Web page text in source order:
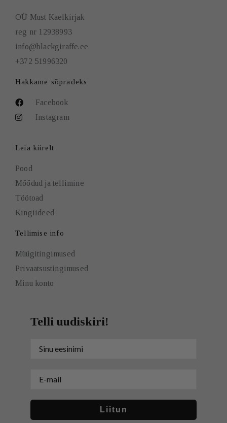
OÜ Must Kaelkirjak
reg nr 12938993
info@blackgiraffe.ee
+372 51996320
Hakkame sõpradeks
Facebook
Instagram
Leia kiirelt
Pood
Mõõdud ja tellimine
Töötoad
Kingiideed
Tellimise info
Müügitingimused
Privaatsustingimused
Minu konto
Telli uudiskiri!
Liitun